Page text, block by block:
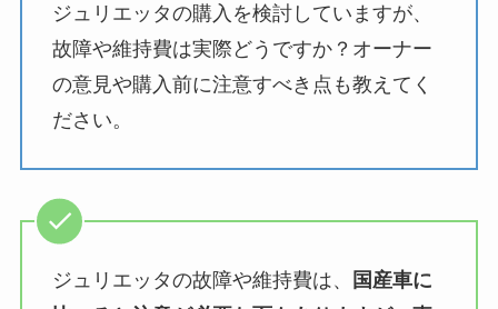
ジュリエッタの購入を検討していますが、
故障や維持費は実際どうですか？オーナー
の意見や購入前に注意すべき点も教えてく
ださい。
ジュリエッタの故障や維持費は、
国産車に